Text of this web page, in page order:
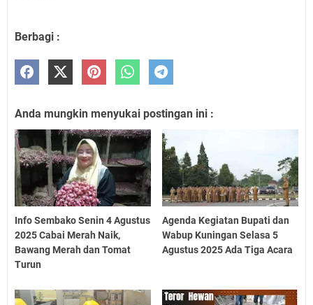
Berbagi :
Anda mungkin menyukai postingan ini :
Info Sembako Senin 4 Agustus
2025 Cabai Merah Naik,
Bawang Merah dan Tomat
Turun
Agenda Kegiatan Bupati dan
Wabup Kuningan Selasa 5
Agustus 2025 Ada Tiga Acara